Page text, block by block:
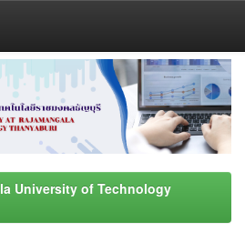
University of Technology